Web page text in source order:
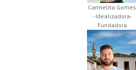
Carmelita Gomes
- Idealizadora-
Fundadora